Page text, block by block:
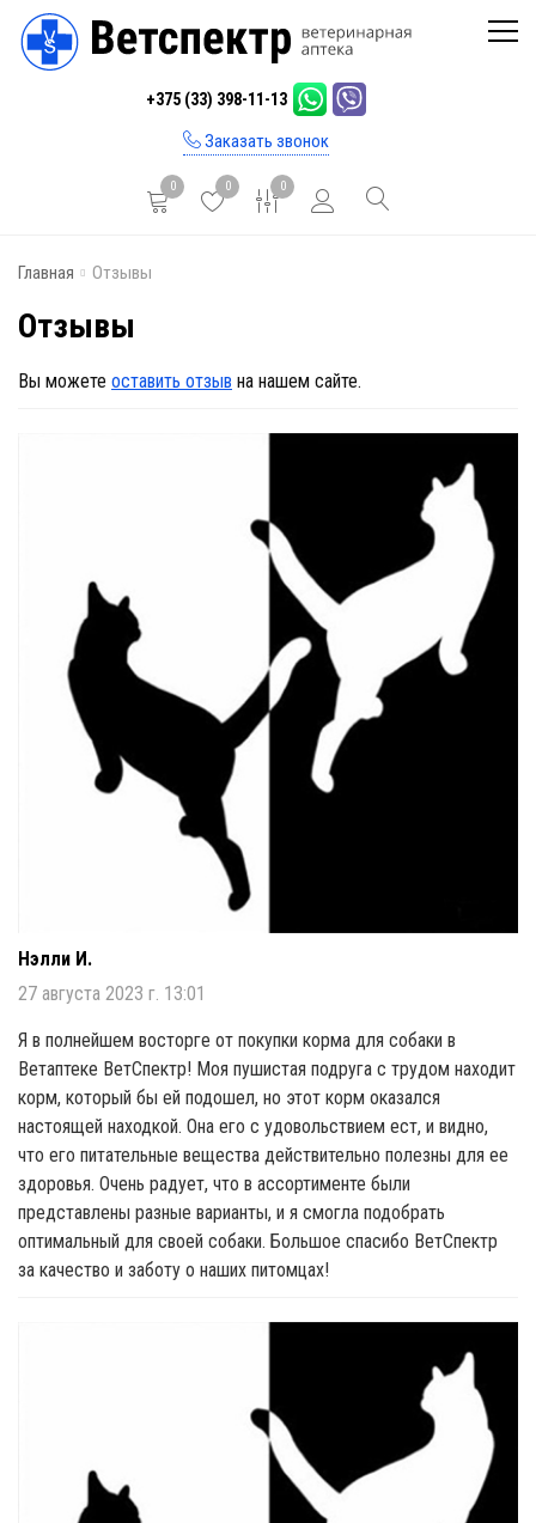
+375 (33) 398-11-13
Заказать звонок
0 0 0
Главная
Каталог
Бренды
Контакты
Главная Отзывы
Отзывы
Вы можете оставить отзыв на нашем сайте.
Нэлли И.
27 августа 2023 г. 13:01
Я в полнейшем восторге от покупки корма для собаки в
Ветаптеке ВетСпектр! Моя пушистая подруга с трудом находит
корм, который бы ей подошел, но этот корм оказался
настоящей находкой. Она его с удовольствием ест, и видно,
что его питательные вещества действительно полезны для ее
здоровья. Очень радует, что в ассортименте были
представлены разные варианты, и я смогла подобрать
оптимальный для своей собаки. Большое спасибо ВетСпектр
за качество и заботу о наших питомцах!